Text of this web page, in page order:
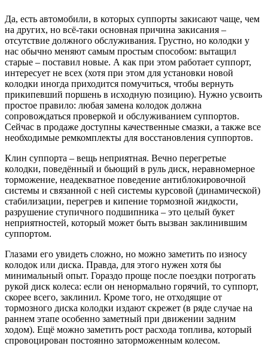
Да, есть автомобили, в которых суппорты закисают чаще, чем
на других, но всё-таки основная причина закисания –
отсутствие должного обслуживания. Грустно, но колодки у
нас обычно меняют самым простым способом: вытащил
старые – поставил новые. А как при этом работает суппорт,
интересует не всех (хотя при этом для установки новой
колодки иногда приходится помучиться, чтобы вернуть
прикипевший поршень в исходную позицию). Нужно усвоить
простое правило: любая замена колодок должна
сопровождаться проверкой и обслуживанием суппортов.
Сейчас в продаже доступны качественные смазки, а также все
необходимые ремкомплекты для восстановления суппортов.
Клин суппорта – вещь неприятная. Вечно перегретые
колодки, поведённый и бьющий в руль диск, неравномерное
торможение, неадекватное поведение антиблокировочной
системы и связанной с ней системы курсовой (динамической)
стабилизации, перегрев и кипение тормозной жидкости,
разрушение ступичного подшипника – это целый букет
неприятностей, который может быть вызван заклинившим
суппортом.
Глазами его увидеть сложно, но можно заметить по износу
колодок или диска. Правда, для этого нужен хотя бы
минимальный опыт. Гораздо проще после поездки потрогать
рукой диск колеса: если он ненормально горячий, то суппорт,
скорее всего, заклинил. Кроме того, не отходящие от
тормозного диска колодки издают скрежет (в ряде случае на
раннем этапе особенно заметный при движении задним
ходом). Ещё можно заметить рост расхода топлива, который
спровоцирован постоянно заторможенным колесом.